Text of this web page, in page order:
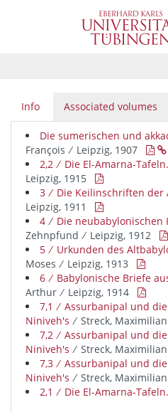
Info Associated volumes
Die sumerischen und
François ∕ Leipzig, 1907
 
2,2 ∕ Die El-Amarna-
Leipzig, 1915

3 ∕ Die Keilinschriften der
Leipzig, 1911

4 ∕ Die neubabylonischen
Zehnpfund ∕ Leipzig, 1912

5 ∕ Urkunden des
Moses ∕ Leipzig, 1913

6 ∕ Babylonische Briefe
Arthur ∕ Leipzig, 1914

7,1 ∕ Assurbanipal und
Niniveh's ∕ Streck,
7,2 ∕ Assurbanipal und
Niniveh's ∕ Streck,
7,3 ∕ Assurbanipal und
Niniveh's ∕ Streck,
2,1 ∕ Die El-Amarna-